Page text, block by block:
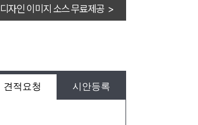
디자인 이미지 소스 무료제공 >
견적요청 시안등록